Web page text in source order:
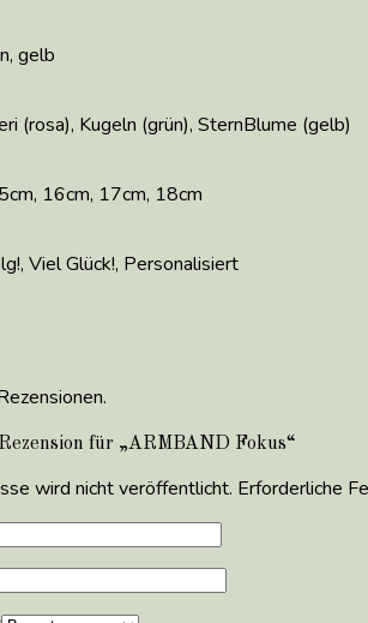
gelb
(rosa), Kugeln (grün), SternBlume (gelb)
16cm, 17cm, 18cm
Viel Glück!, Personalisiert
für „ARMBAND Fokus“
wird nicht veröffentlicht. Erforderliche